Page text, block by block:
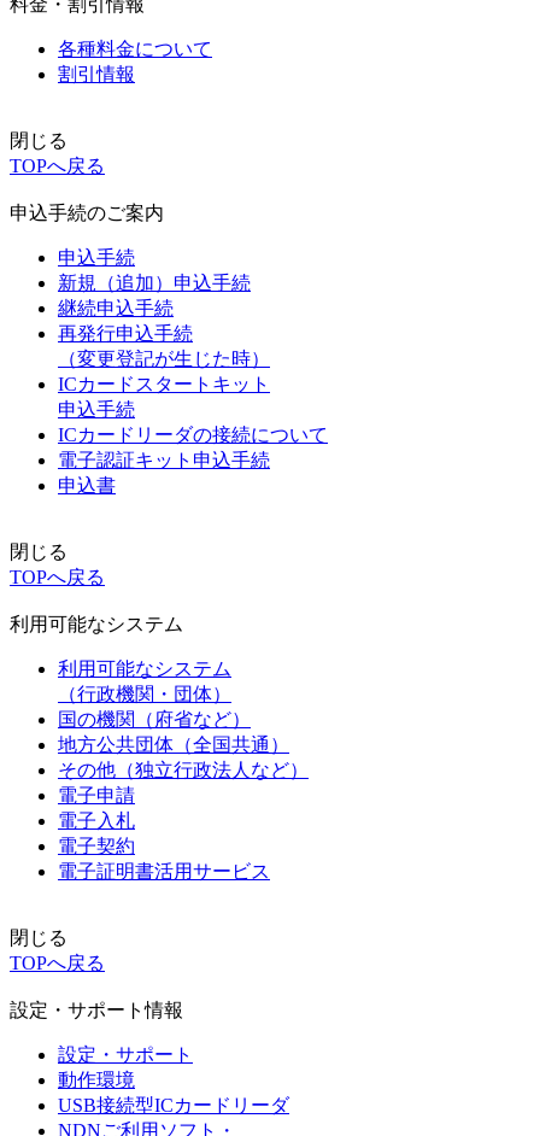
料金・割引情報
各種料金について
割引情報
閉じる
TOPへ戻る
申込手続のご案内
申込手続
新規（追加）申込手続
継続申込手続
再発行申込手続
（変更登記が生じた時）
ICカードスタートキット
申込手続
ICカードリーダの接続について
電子認証キット申込手続
申込書
閉じる
TOPへ戻る
利用可能なシステム
利用可能なシステム
（行政機関・団体）
国の機関（府省など）
地方公共団体（全国共通）
その他（独立行政法人など）
電子申請
電子入札
電子契約
電子証明書活用サービス
閉じる
TOPへ戻る
設定・サポート情報
設定・サポート
動作環境
USB接続型ICカードリーダ
NDNご利用ソフト・